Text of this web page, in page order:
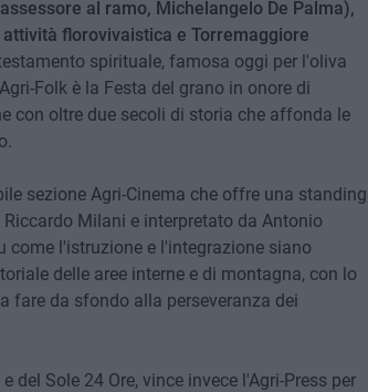
al ramo, Michelangelo De Palma),
florovivaistica e Torremaggiore
spirituale, famosa oggi per l'oliva
Folk è la Festa del grano in onore di
con oltre due secoli di storia che affonda le
sezione Agri-Cinema che offre una standing
Milani e interpretato da Antonio
come l'istruzione e l'integrazione siano
delle aree interne e di montagna, con lo
fare da sfondo alla perseveranza dei
Sole 24 Ore, vince invece l'Agri-Press per